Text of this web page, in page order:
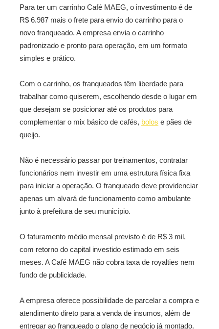
Para ter um carrinho Café MAEG, o investimento é de
R$ 6.987 mais o frete para envio do carrinho para o
novo franqueado. A empresa envia o carrinho
padronizado e pronto para operação, em um formato
simples e prático.
Com o carrinho, os franqueados têm liberdade para
trabalhar como quiserem, escolhendo desde o lugar em
que desejam se posicionar até os produtos para
complementar o mix básico de cafés, bolos e pães de
queijo.
Não é necessário passar por treinamentos, contratar
funcionários nem investir em uma estrutura física fixa
para iniciar a operação. O franqueado deve providenciar
apenas um alvará de funcionamento como ambulante
junto à prefeitura de seu município.
O faturamento médio mensal previsto é de R$ 3 mil,
com retorno do capital investido estimado em seis
meses. A Café MAEG não cobra taxa de royalties nem
fundo de publicidade.
A empresa oferece possibilidade de parcelar a compra e
atendimento direto para a venda de insumos, além de
entregar ao franqueado o plano de negócio já montado.